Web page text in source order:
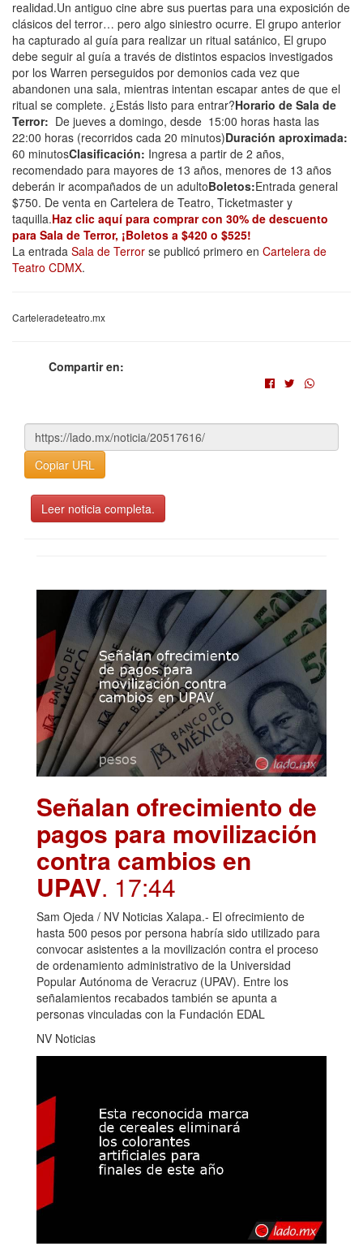
realidad.Un antiguo cine abre sus puertas para una exposición de
clásicos del terror… pero algo siniestro ocurre. El grupo anterior
ha capturado al guía para realizar un ritual satánico, El grupo
debe seguir al guía a través de distintos espacios investigados
por los Warren perseguidos por demonios cada vez que
abandonen una sala, mientras intentan escapar antes de que el
ritual se complete. ¿Estás listo para entrar?Horario de Sala de
Terror: De jueves a domingo, desde 15:00 horas hasta las
22:00 horas (recorridos cada 20 minutos)Duración aproximada:
60 minutosClasificación: Ingresa a partir de 2 años,
recomendado para mayores de 13 años, menores de 13 años
deberán ir acompañados de un adultoBoletos:Entrada general
$750. De venta en Cartelera de Teatro, Ticketmaster y
taquilla.Haz clic aquí para comprar con 30% de descuento
para Sala de Terror, ¡Boletos a $420 o $525!
La entrada Sala de Terror se publicó primero en Cartelera de
Teatro CDMX.
Carteleradeteatro.mx
Compartir en:
Copiar URL
Leer noticia completa.
Señalan ofrecimiento de
pagos para movilización
contra cambios en
UPAV. 17:44
Sam Ojeda / NV Noticias Xalapa.- El ofrecimiento de
hasta 500 pesos por persona habría sido utilizado para
convocar asistentes a la movilización contra el proceso
de ordenamiento administrativo de la Universidad
Popular Autónoma de Veracruz (UPAV). Entre los
señalamientos recabados también se apunta a
personas vinculadas con la Fundación EDAL
NV Noticias